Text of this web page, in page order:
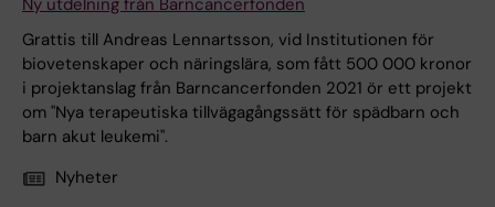
Ny utdelning från Barncancerfonden
Grattis till Andreas Lennartsson, vid Institutionen för
biovetenskaper och näringslära, som fått 500 000 kronor
i projektanslag från Barncancerfonden 2021 ör ett projekt
om "Nya terapeutiska tillvägagångssätt för spädbarn och
barn akut leukemi".
Nyheter